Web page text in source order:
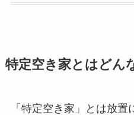
特定空き家とはどん
「特定空き家」とは放置